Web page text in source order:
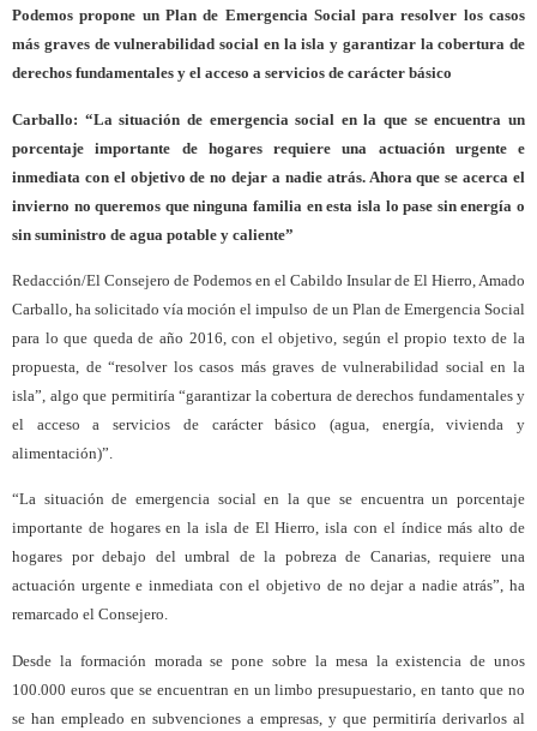
Podemos propone un Plan de Emergencia Social para resolver los casos
más graves de vulnerabilidad social en la isla y garantizar la cobertura de
derechos fundamentales y el acceso a servicios de carácter básico
Carballo: “La situación de emergencia social en la que se encuentra un
porcentaje importante de hogares requiere una actuación urgente e
inmediata con el objetivo de no dejar a nadie atrás. Ahora que se acerca el
invierno no queremos que ninguna familia en esta isla lo pase sin energía o
sin suministro de agua potable y caliente”
Redacción/El Consejero de Podemos en el Cabildo Insular de El Hierro, Amado
Carballo, ha solicitado vía moción el impulso de un Plan de Emergencia Social
para lo que queda de año 2016, con el objetivo, según el propio texto de la
propuesta, de “resolver los casos más graves de vulnerabilidad social en la
isla”, algo que permitiría “garantizar la cobertura de derechos fundamentales y
el acceso a servicios de carácter básico (agua, energía, vivienda y
alimentación)”.
“La situación de emergencia social en la que se encuentra un porcentaje
importante de hogares en la isla de El Hierro, isla con el índice más alto de
hogares por debajo del umbral de la pobreza de Canarias, requiere una
actuación urgente e inmediata con el objetivo de no dejar a nadie atrás”, ha
remarcado el Consejero.
Desde la formación morada se pone sobre la mesa la existencia de unos
100.000 euros que se encuentran en un limbo presupuestario, en tanto que no
se han empleado en subvenciones a empresas, y que permitiría derivarlos al